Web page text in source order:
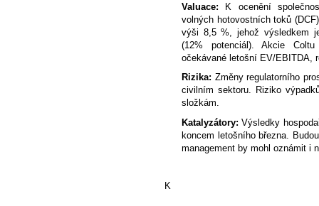
Valuace: K ocenění
volných hotovostních toků
výši 8,5 %, jehož výsledkem
(12% potenciál). Akcie
očekávané letošní EV/EBITDA,
Rizika: Změny regulatorního
civilním sektoru. Riziko
složkám.
Katalyzátory:Výsledky
koncem letošního března.
management by mohl oznámit i
K